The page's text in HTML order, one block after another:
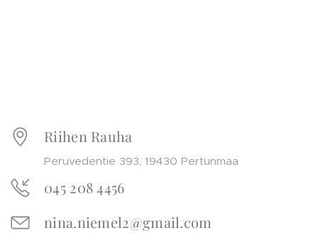
Riihen Rauha
Peruvedentie 393, 19430 Pertunmaa
045 208 4456
nina.niemel2@gmail.com